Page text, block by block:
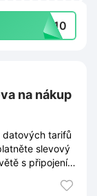
TS10
na nákup
datových tarifů
slevový
s připojením